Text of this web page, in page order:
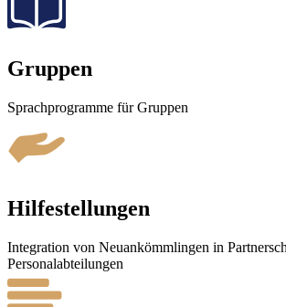
Gruppen
Sprachprogramme für Gruppen
Hilfestellungen
Integration von Neuankömmlingen in
Personalabteilungen